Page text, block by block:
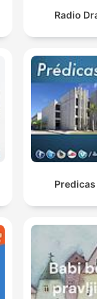
Radio
Predicas